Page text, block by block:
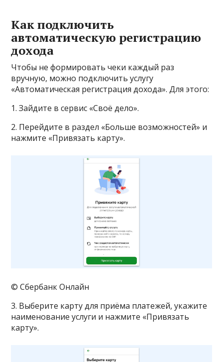
Как подключить
автоматическую регистрацию
дохода
Чтобы не формировать чеки каждый раз
вручную, можно подключить услугу
«Автоматическая регистрация дохода». Для этого:
1. Зайдите в сервис «Своё дело».
2. Перейдите в раздел «Больше возможностей» и
нажмите «Привязать карту».
© Сбербанк Онлайн
3. Выберите карту для приёма платежей, укажите
наименование услуги и нажмите «Привязать
карту».